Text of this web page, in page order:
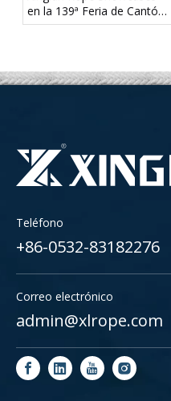
en la 139ª Feria de Cantón,
la diversa cartera de
Teléfono
+86-0532-83182276
Correo electrónico
admin@xlrope.com